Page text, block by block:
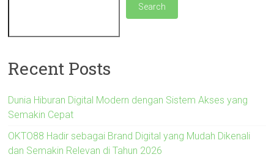
Search
Recent Posts
Dunia Hiburan Digital Modern dengan Sistem Akses yang
Semakin Cepat
OKTO88 Hadir sebagai Brand Digital yang Mudah Dikenali
dan Semakin Relevan di Tahun 2026